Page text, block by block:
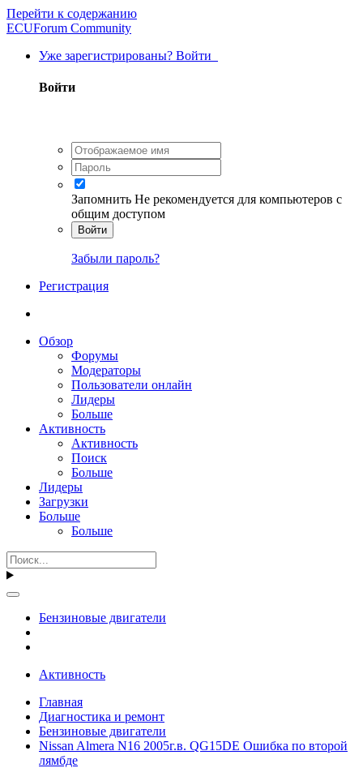
Перейти к содержанию
ECUForum Community
Уже зарегистрированы? Войти
Войти
Запомнить Не рекомендуется для компьютеров с
общим доступом
Войти
Забыли пароль?
Регистрация
Обзор
Форумы
Модераторы
Пользователи онлайн
Лидеры
Больше
Активность
Активность
Поиск
Больше
Лидеры
Загрузки
Больше
Больше
Бензиновые двигатели
Активность
Главная
Диагностика и ремонт
Бензиновые двигатели
Nissan Almera N16 2005г.в. QG15DE Ошибка по второй
лямбде